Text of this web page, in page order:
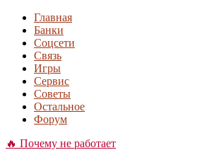
Главная
Банки
Соцсети
Связь
Игры
Сервис
Советы
Остальное
Форум
🔥 Почему не работает